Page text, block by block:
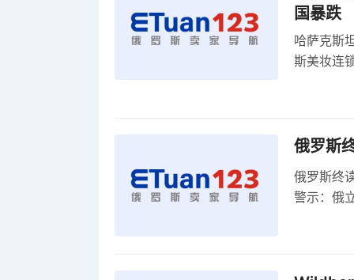
国暴跌
哈萨克斯
斯美妆连
俄罗斯
俄罗斯终
警示：俄